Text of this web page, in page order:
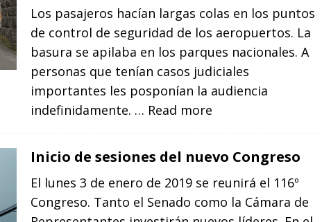
Los pasajeros hacían largas colas en los puntos
de control de seguridad de los aeropuertos. La
basura se apilaba en los parques nacionales. A
personas que tenían casos judiciales
importantes les posponían la audiencia
indefinidamente. … Read more
Inicio de sesiones del nuevo Congreso
El lunes 3 de enero de 2019 se reunirá el 116º
Congreso. Tanto el Senado como la Cámara de